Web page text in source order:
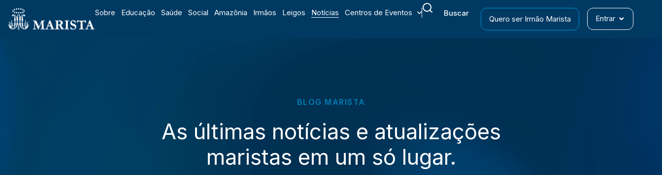
conteúdo
Sobre Educação Saúde Social Amazônia Irmãos Leigos Notícias Centros de Eventos
Quero ser Irmão Marista Entrar
BLOG MARISTA
As últimas notícias e atualizações
maristas em um só lugar.